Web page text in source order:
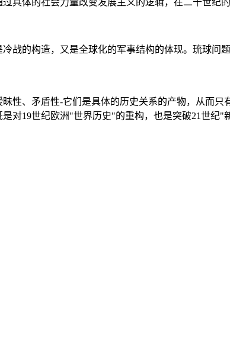
战的构造，又是全球化的军事结构的体现。琉球问
性、矛盾性-它们是具体的历史关系的产物，从而只
对19世纪欧洲"世界历史"的重构，也是突破21世纪"